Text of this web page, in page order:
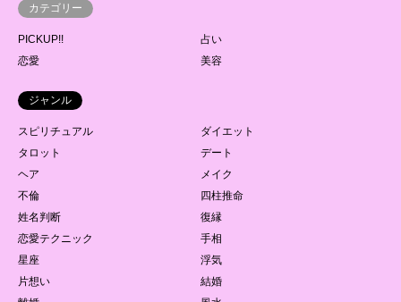
カテゴリー
PICKUP!!
占い
恋愛
美容
ジャンル
スピリチュアル
ダイエット
タロット
デート
ヘア
メイク
不倫
四柱推命
姓名判断
復縁
恋愛テクニック
手相
星座
浮気
片想い
結婚